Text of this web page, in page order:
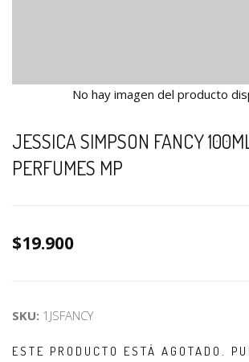
No hay imagen del producto
JESSICA SIMPSON FANCY
PERFUMES MP
$19.900
SKU: 1JSFANCY
ESTE PRODUCTO ESTÁ AGOTADO.